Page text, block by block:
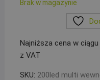
Brak w magazynie
Najniższa cena w
z VAT
SKU: 200led multi